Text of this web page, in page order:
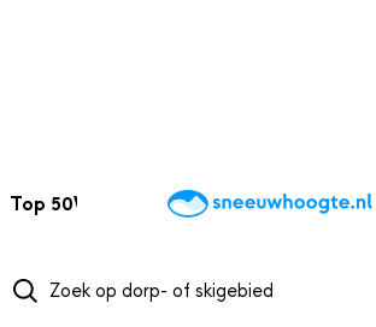
Top 50Webcams WintersportweerKaarten